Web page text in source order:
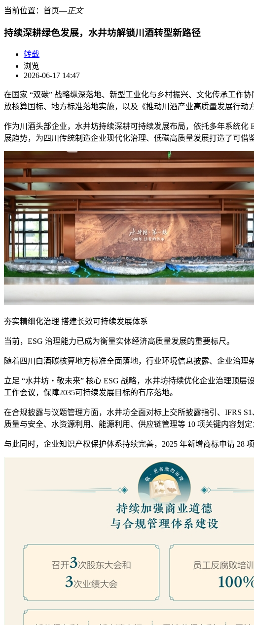
当前位置： 首页―正文
持续深耕绿色发展，水井坊解锁川酒转型新路径
转载
浏览
2026-06-17 14:47
在国家 “双碳” 战略纵深落地、新型工业化与乡村振兴、文化传承工作
放核算国标、地方标准落地实施，以及《推动川酒产业高质量发展行动
作为川酒头部企业，水井坊持续深耕可持续发展布局，依托多年系统
展趋势，为四川传统制造企业现代化治理、低碳高质量发展打造了可借
夯实精细化治理 搭建长效可持续发展体系
当前，ESG 治理能力已成为衡量实体经济高质量发展的重要标尺。
随着四川白酒碳核算地方标准全面落地，行业环境信息披露、企业治
立足 “水井坊・敬未来” 核心 ESG 战略，水井坊持续优化企业治理顶
工作会议，保障2035可持续发展目标的有序落地。
在合规披露与议题管理方面，水井坊全面对标上交所披露指引、IFRS
质量与安全、水资源利用、能源利用、供应链管理等 10 项关键内容划定
与此同时，企业知识产权保护体系持续完善，2025 年新增商标申请 28